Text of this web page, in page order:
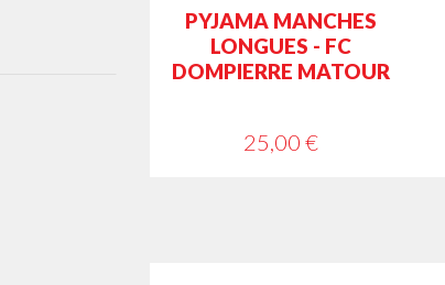
PYJAMA MANCHES
LONGUES - FC
DOMPIERRE MATOUR
25,00 €